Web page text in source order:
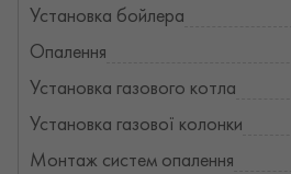
Установка бойлера
Опалення
Установка газового котла
Установка газової колонки
Монтаж систем опалення